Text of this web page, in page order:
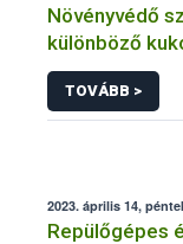
Növényvédő
különböző
TOVÁBB >
2023. április 14,
Repülőgépes